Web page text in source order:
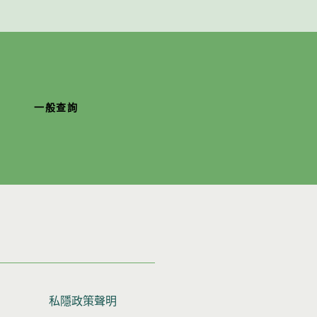
一般查詢
私隱政策聲明